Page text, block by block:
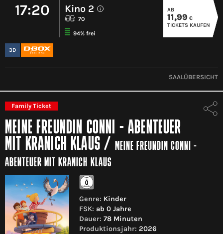
17:20 Kino 2 i
70
94% frei
3D
AB
11,99 €
TICKETS KAUFEN
SAALÜBERSICHT
Family Ticket
MEINE FREUNDIN CONNI - ABENTEUER
MIT KRANICH KLAUS / MEINE FREUNDIN CONNI -
ABENTEUER MIT KRANICH KLAUS
Genre: Kinder
FSK: ab 0 Jahre
Dauer: 78 Minuten
Produktionsjahr: 2026